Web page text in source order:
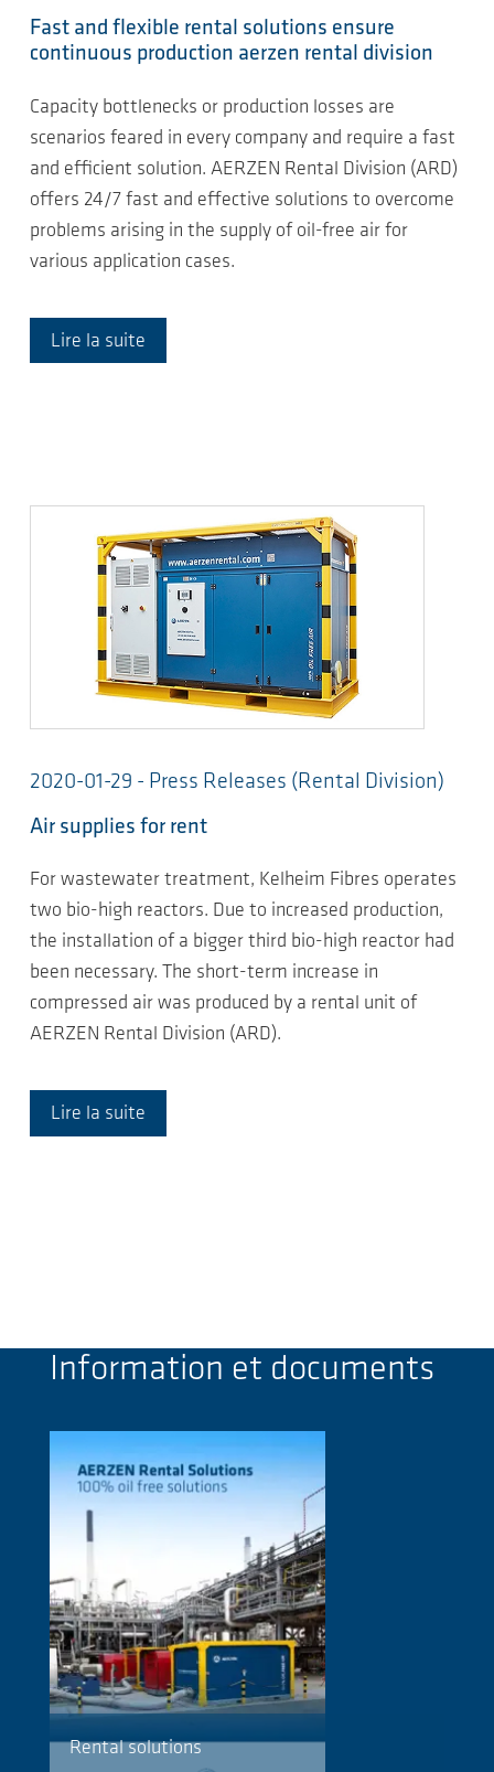
Fast and flexible rental solutions ensure
continuous production aerzen rental division
Capacity bottlenecks or production losses are
scenarios feared in every company and require a fast
and efficient solution. AERZEN Rental Division (ARD)
offers 24/7 fast and effective solutions to overcome
problems arising in the supply of oil-free air for
various application cases.
Lire la suite
2020-01-29 - Press Releases (Rental Division)
Air supplies for rent
For wastewater treatment, Kelheim Fibres operates
two bio-high reactors. Due to increased production,
the installation of a bigger third bio-high reactor had
been necessary. The short-term increase in
compressed air was produced by a rental unit of
AERZEN Rental Division (ARD).
Lire la suite
Information et documents
Rental solutions